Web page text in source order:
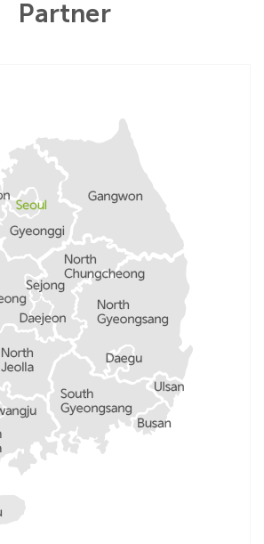
Partner